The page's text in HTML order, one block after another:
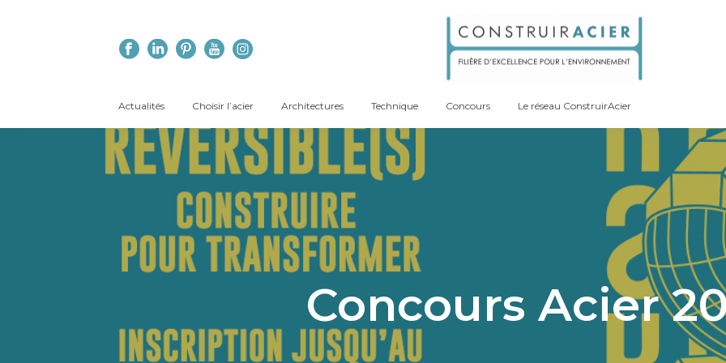
Actualités Choisir l’acier Architectures Technique Concours Le réseau ConstruirAcier
Concours Acier